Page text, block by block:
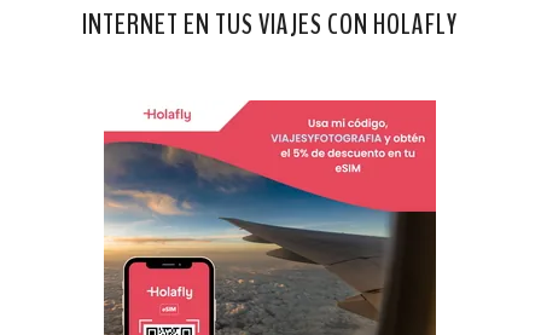
INTERNET EN TUS VIAJES CON HOLAFLY